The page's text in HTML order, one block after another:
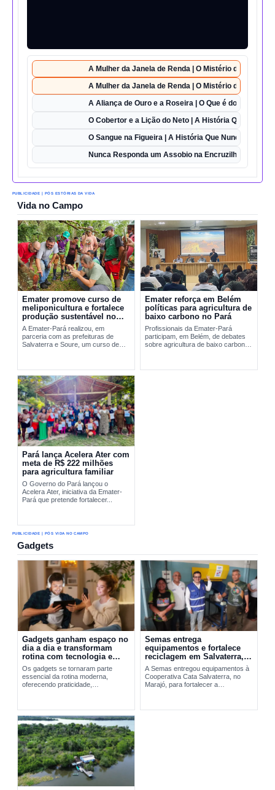
A Mulher da Janela de Renda | O Mistério da Casa 42
A Mulher da Janela de Renda | O Mistério da Casa 42
A Aliança de Ouro e a Roseira | O Que é do Amor
O Cobertor e a Lição do Neto | A História Que Vai Te
O Sangue na Figueira | A História Que Nunca Foi
Nunca Responda um Assobio na Encruzilhada | O
PUBLICIDADE | PÓS ESTÓRIAS DA VIDA
Vida no Campo
Emater promove curso de
meliponicultura e fortalece
produção sustentável no
Marajó
A Emater-Pará realizou, em
parceria com as prefeituras de
Salvaterra e Soure, um curso de
sustentável de...
Emater reforça em Belém
políticas para agricultura de
baixo carbono no Pará
Profissionais da Emater-Pará
participam, em Belém, de debates
sobre agricultura de baixo carbono
Pará lança Acelera Ater com
meta de R$ 222 milhões
para agricultura familiar
O Governo do Pará lançou o
Acelera Ater, iniciativa da Emater-
Pará que pretende fortalecer...
PUBLICIDADE | PÓS VIDA NO CAMPO
Gadgets
Gadgets ganham espaço no
dia a dia e transformam
rotina com tecnologia e
praticidade
Os gadgets se tornaram parte
essencial da rotina moderna,
oferecendo praticidade,
dispositivos vai do Walkman aos
smartphones...
Semas entrega
equipamentos e fortalece
reciclagem em Salvaterra,
no Marajó
A Semas entregou equipamentos à
Cooperativa Cata Salvaterra, no
Marajó, para fortalecer a